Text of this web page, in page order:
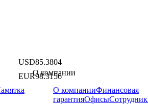
USD85.3804
EUR98.3156
О компании
О компанииФинансовая
гарантияОфисы